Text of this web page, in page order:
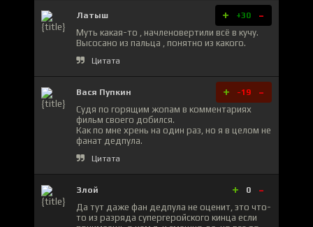
Латыш + +30 -
Муть какая-то , начленовертили всё в кучу.
Высосано из пальца , понятно из какого.
Цитата
Вася Пупкин + -19 -
Судя по горящим жопам в комментариях
фильм своего добился.
Как по мне хрень на один раз, но я в целом не
фанат дедпула.
Цитата
Злой + 0 -
Да тут даже фан дедпула не оценит, это что-
то из разряда супергеройского кинца если